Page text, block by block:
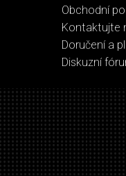
Obchodní
Kontaktujte
Doručení a
Diskuzní